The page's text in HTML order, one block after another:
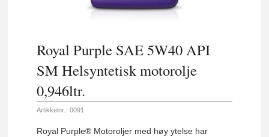
Royal Purple SAE 5W40 API
SM Helsyntetisk motorolje
0,946ltr.
Artikkelnr.: 0091
Royal Purple® Motoroljer med høy ytelse har